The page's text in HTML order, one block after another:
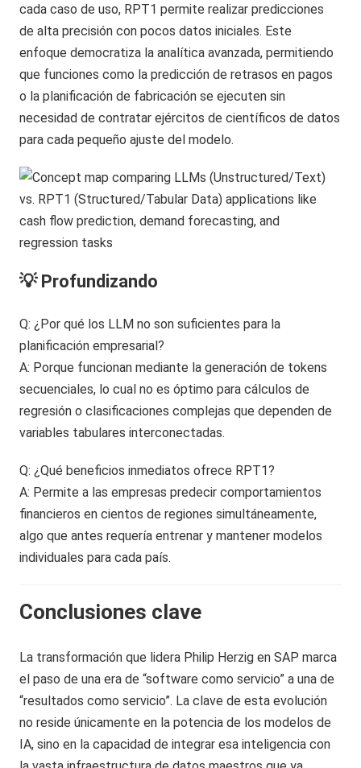
cada caso de uso, RPT1 permite realizar predicciones
de alta precisión con pocos datos iniciales. Este
enfoque democratiza la analítica avanzada, permitiendo
que funciones como la predicción de retrasos en pagos
o la planificación de fabricación se ejecuten sin
necesidad de contratar ejércitos de científicos de datos
para cada pequeño ajuste del modelo.
💡 Profundizando
Q: ¿Por qué los LLM no son suficientes para la
planificación empresarial?
A: Porque funcionan mediante la generación de tokens
secuenciales, lo cual no es óptimo para cálculos de
regresión o clasificaciones complejas que dependen de
variables tabulares interconectadas.
Q: ¿Qué beneficios inmediatos ofrece RPT1?
A: Permite a las empresas predecir comportamientos
financieros en cientos de regiones simultáneamente,
algo que antes requería entrenar y mantener modelos
individuales para cada país.
Conclusiones clave
La transformación que lidera Philip Herzig en SAP marca
el paso de una era de “software como servicio” a una de
“resultados como servicio”. La clave de esta evolución
no reside únicamente en la potencia de los modelos de
IA, sino en la capacidad de integrar esa inteligencia con